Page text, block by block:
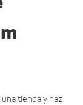
tienda y haz